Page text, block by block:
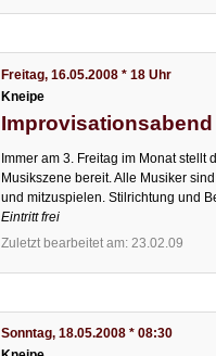
Freitag, 16.05.2008 * 18 Uhr
Kneipe
Improvisationsabend
Immer am 3. Freitag im Monat stellt
Musikszene bereit. Alle Musiker
und mitzuspielen. Stilrichtung und
Eintritt frei
Zuletzt bearbeitet am: 23.02.09
Sonntag, 18.05.2008 * 08:30